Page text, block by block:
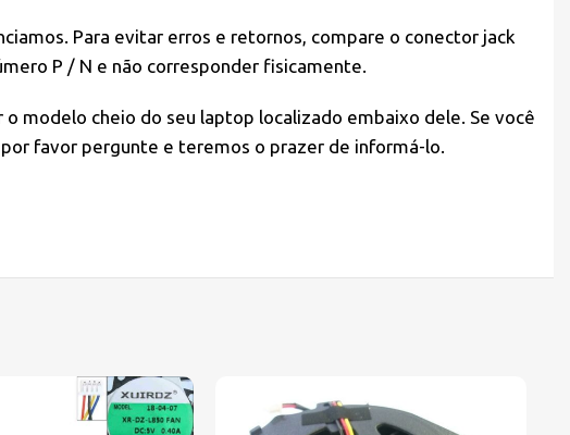
Para evitar erros e retornos, compare o conector jack
P / N e não corresponder fisicamente.
modelo cheio do seu laptop localizado embaixo dele. Se você
favor pergunte e teremos o prazer de informá-lo.